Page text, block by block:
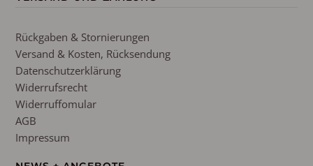
Rückgaben & Stornierungen
Versand & Kosten, Rücksendung
Datenschutzerklärung
Widerrufsrecht
Widerruffomular
AGB
Impressum